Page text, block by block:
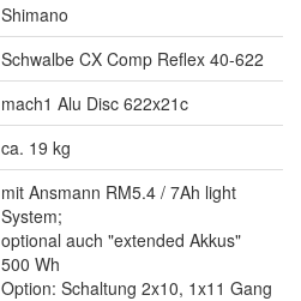
Shimano
Schwalbe CX Comp Reflex 40-622
mach1 Alu Disc 622x21c
ca. 19 kg
mit Ansmann RM5.4 / 7Ah light
System;
optional auch "extended Akkus"
500 Wh
Option: Schaltung 2x10, 1x11 Gang